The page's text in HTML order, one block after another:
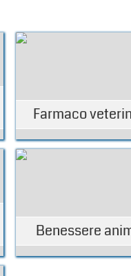
Farmaco
Benessere